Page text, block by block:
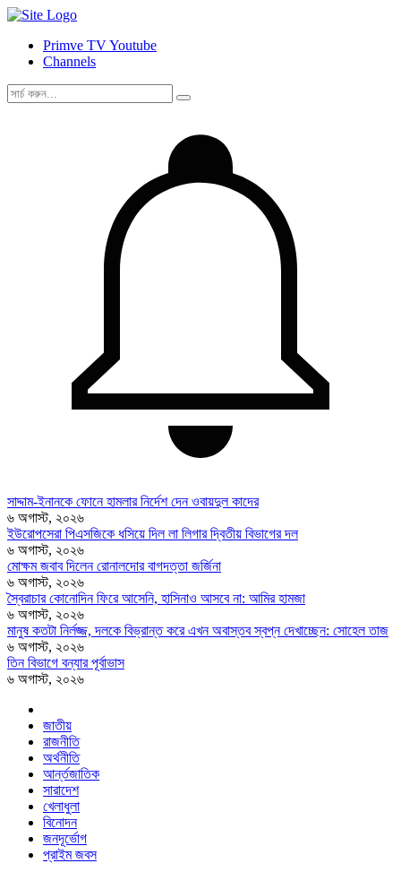
Primve TV Youtube
Channels
সাদ্দাম-ইনানকে ফোনে হামলার নির্দেশ দেন ওবায়দুল কাদের
৬ অগাস্ট, ২০২৬
ইউরোপসেরা পিএসজিকে ধসিয়ে দিল লা লিগার দ্বিতীয় বিভাগের দল
৬ অগাস্ট, ২০২৬
মোক্ষম জবাব দিলেন রোনালদোর বাগদত্তা জর্জিনা
৬ অগাস্ট, ২০২৬
স্বৈরাচার কোনোদিন ফিরে আসেনি, হাসিনাও আসবে না: আমির হামজা
৬ অগাস্ট, ২০২৬
মানুষ কতটা নির্লজ্জ, দলকে বিভ্রান্ত করে এখন অবাস্তব স্বপ্ন দেখাচ্ছেন: সোহেল তাজ
৬ অগাস্ট, ২০২৬
তিন বিভাগে বন্যার পূর্বাভাস
৬ অগাস্ট, ২০২৬
জাতীয়
রাজনীতি
অর্থনীতি
আর্ন্তজাতিক
সারাদেশ
খেলাধুলা
বিনোদন
জনদূর্ভোগ
প্রাইম জবস